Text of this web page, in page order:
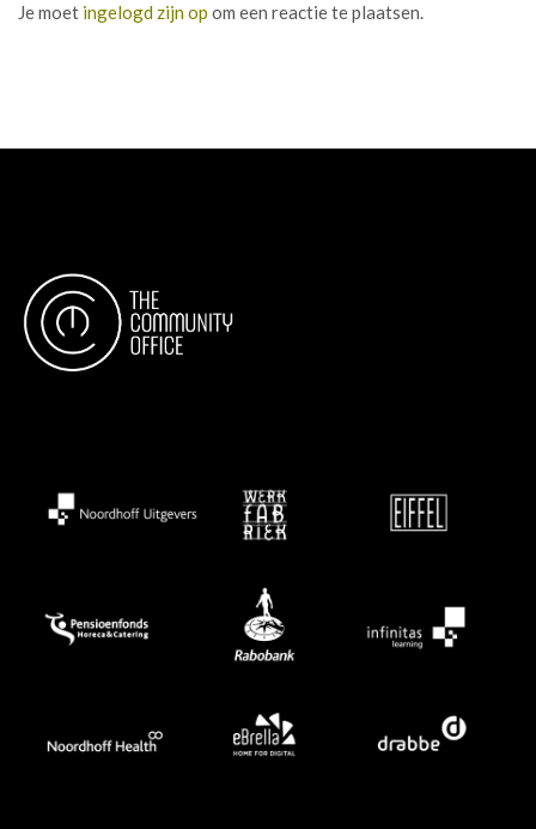
Je moet ingelogd zijn op om een reactie te plaatsen.